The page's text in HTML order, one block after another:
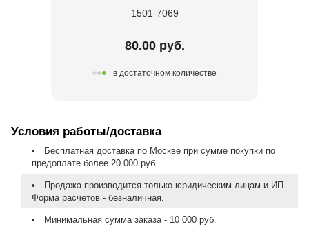
1501-7069
80.00 руб.
в достаточном количестве
Условия работы/доставка
Бесплатная доставка по Москве при сумме покупки по
предоплате более 20 000 руб.
Продажа производится только юридическим лицам и ИП.
Форма расчетов - безналичная.
Минимальная сумма заказа - 10 000 руб.